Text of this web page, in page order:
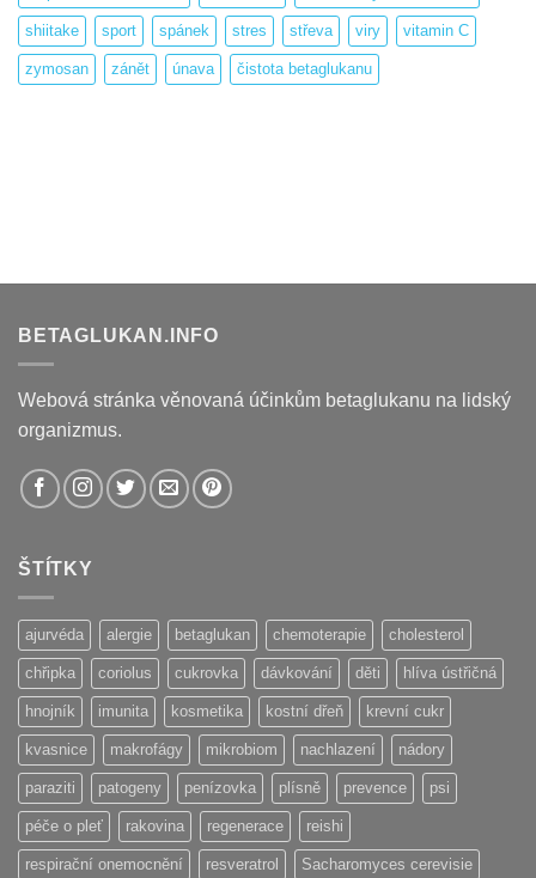
shiitake sport spánek stres střeva viry vitamin C
zymosan zánět únava čistota betaglukanu
BETAGLUKAN.INFO
Webová stránka věnovaná účinkům betaglukanu na lidský
organizmus.
ŠTÍTKY
ajurvéda alergie betaglukan chemoterapie cholesterol
chřipka coriolus cukrovka dávkování děti hlíva ústřičná
hnojník imunita kosmetika kostní dřeň krevní cukr
kvasnice makrofágy mikrobiom nachlazení nádory
paraziti patogeny penízovka plísně prevence psi
péče o pleť rakovina regenerace reishi
respirační onemocnění resveratrol Sacharomyces cerevisie